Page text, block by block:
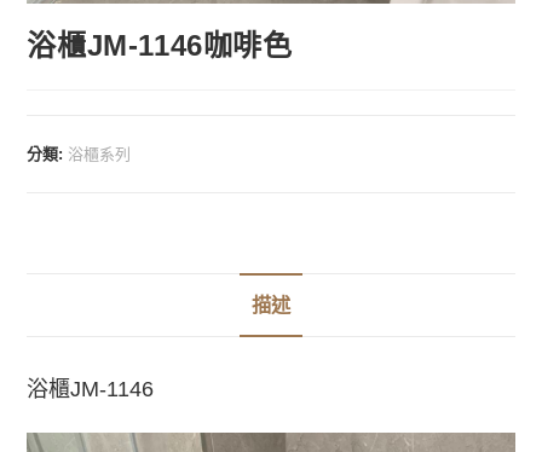
浴櫃JM-1146咖啡色
分類: 浴櫃系列
描述
浴櫃JM-1146